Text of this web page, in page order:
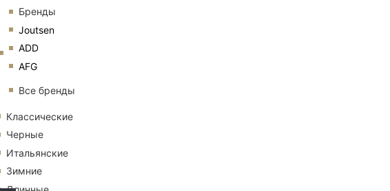
Бренды
Joutsen
ADD
AFG
Все бренды
Классические
Черные
Итальянские
Зимние